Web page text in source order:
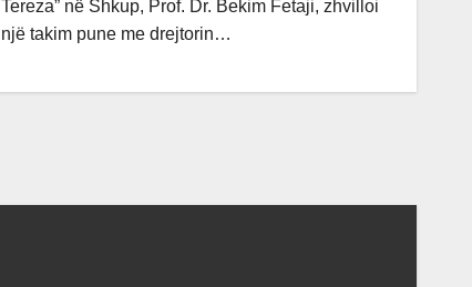
Tereza” në Shkup, Prof. Dr. Bekim Fetaji, zhvilloi
një takim pune me drejtorin…